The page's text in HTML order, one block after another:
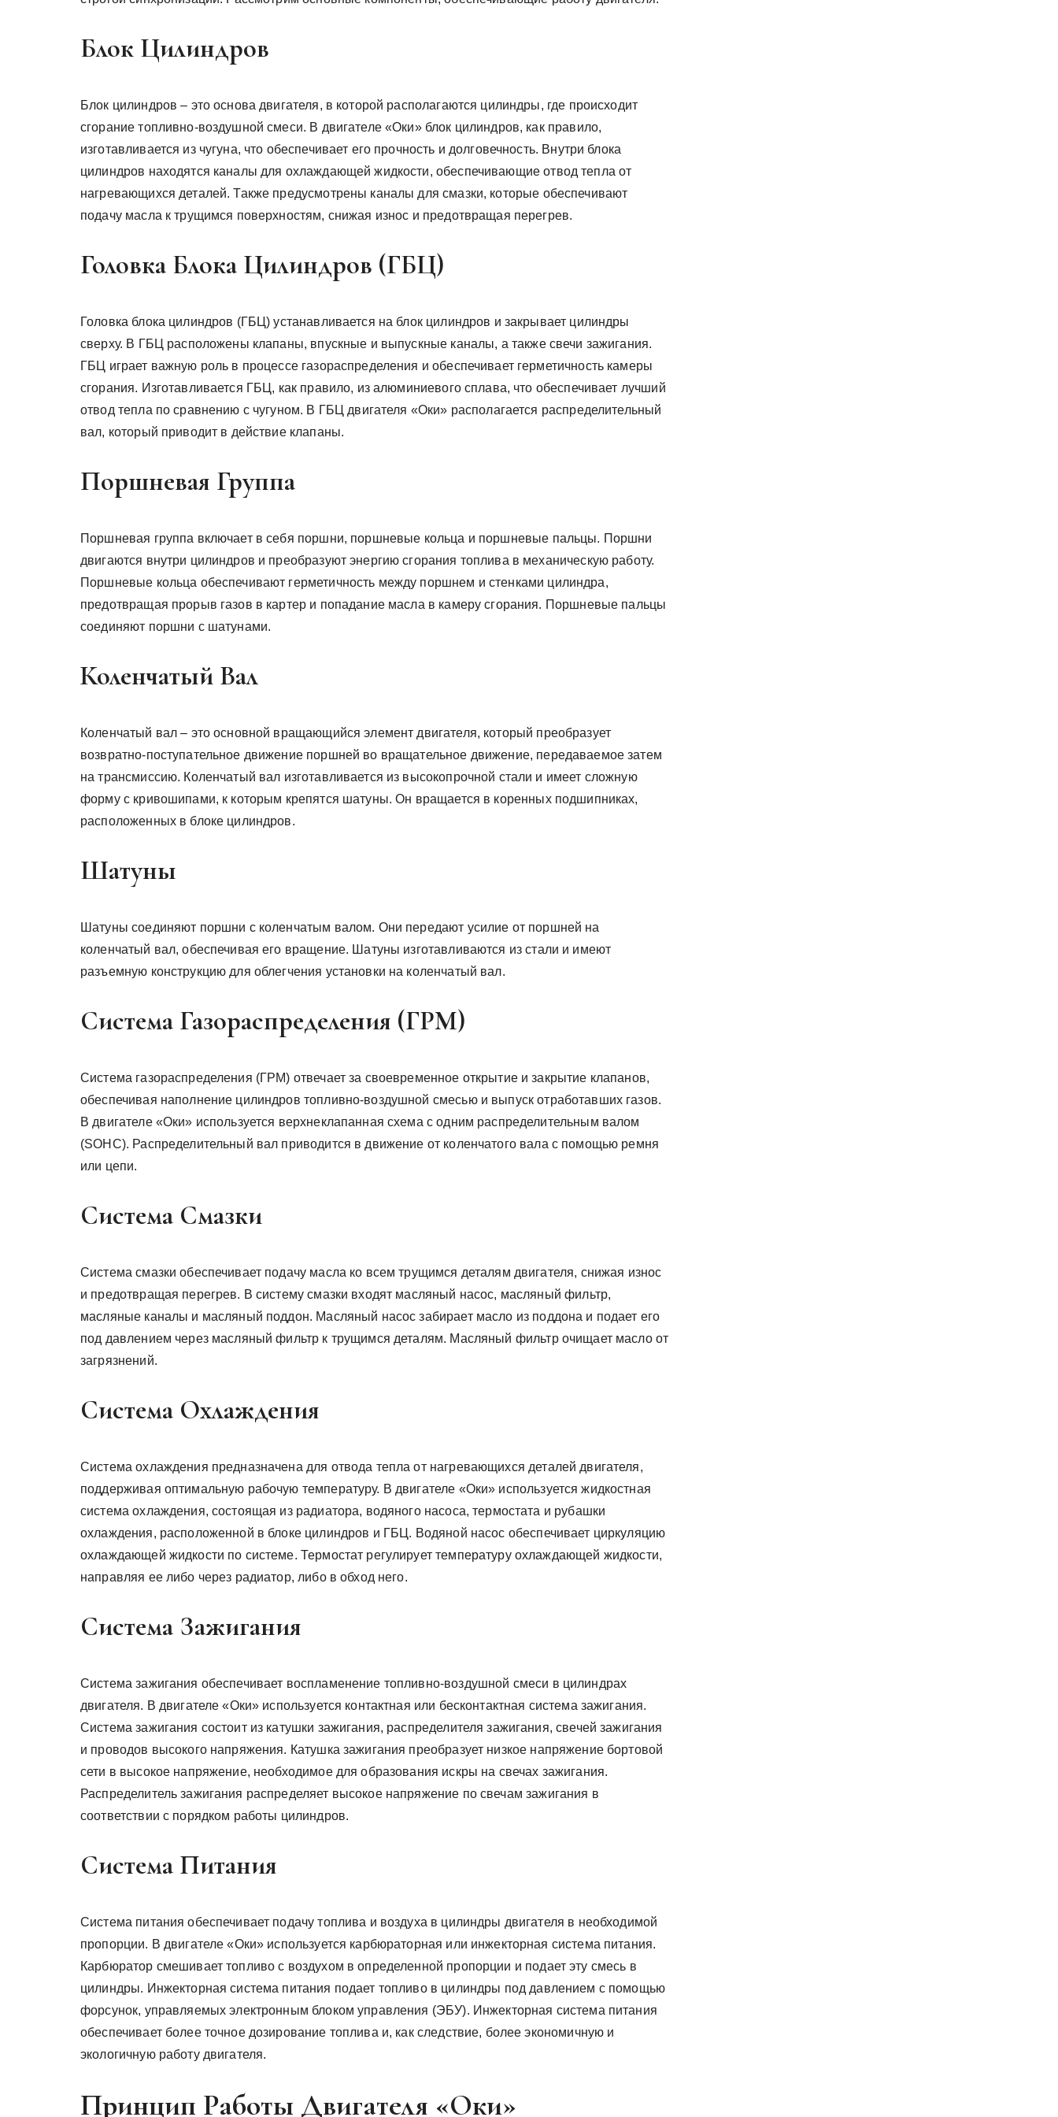
Блок Цилиндров
Блок цилиндров – это основа двигателя, в которой располагаются цилиндры, где происходит
сгорание топливно-воздушной смеси. В двигателе «Оки» блок цилиндров, как правило,
изготавливается из чугуна, что обеспечивает его прочность и долговечность. Внутри блока
цилиндров находятся каналы для охлаждающей жидкости, обеспечивающие отвод тепла от
нагревающихся деталей. Также предусмотрены каналы для смазки, которые обеспечивают
подачу масла к трущимся поверхностям, снижая износ и предотвращая перегрев.
Головка Блока Цилиндров (ГБЦ)
Головка блока цилиндров (ГБЦ) устанавливается на блок цилиндров и закрывает цилиндры
сверху. В ГБЦ расположены клапаны, впускные и выпускные каналы, а также свечи зажигания.
ГБЦ играет важную роль в процессе газораспределения и обеспечивает герметичность камеры
сгорания. Изготавливается ГБЦ, как правило, из алюминиевого сплава, что обеспечивает лучший
отвод тепла по сравнению с чугуном. В ГБЦ двигателя «Оки» располагается распределительный
вал, который приводит в действие клапаны.
Поршневая Группа
Поршневая группа включает в себя поршни, поршневые кольца и поршневые пальцы. Поршни
двигаются внутри цилиндров и преобразуют энергию сгорания топлива в механическую работу.
Поршневые кольца обеспечивают герметичность между поршнем и стенками цилиндра,
предотвращая прорыв газов в картер и попадание масла в камеру сгорания. Поршневые пальцы
соединяют поршни с шатунами.
Коленчатый Вал
Коленчатый вал – это основной вращающийся элемент двигателя, который преобразует
возвратно-поступательное движение поршней во вращательное движение, передаваемое затем
на трансмиссию. Коленчатый вал изготавливается из высокопрочной стали и имеет сложную
форму с кривошипами, к которым крепятся шатуны. Он вращается в коренных подшипниках,
расположенных в блоке цилиндров.
Шатуны
Шатуны соединяют поршни с коленчатым валом. Они передают усилие от поршней на
коленчатый вал, обеспечивая его вращение. Шатуны изготавливаются из стали и имеют
разъемную конструкцию для облегчения установки на коленчатый вал.
Система Газораспределения (ГРМ)
Система газораспределения (ГРМ) отвечает за своевременное открытие и закрытие клапанов,
обеспечивая наполнение цилиндров топливно-воздушной смесью и выпуск отработавших газов.
В двигателе «Оки» используется верхнеклапанная схема с одним распределительным валом
(SOHC). Распределительный вал приводится в движение от коленчатого вала с помощью ремня
или цепи.
Система Смазки
Система смазки обеспечивает подачу масла ко всем трущимся деталям двигателя, снижая износ
и предотвращая перегрев. В систему смазки входят масляный насос, масляный фильтр,
масляные каналы и масляный поддон. Масляный насос забирает масло из поддона и подает его
под давлением через масляный фильтр к трущимся деталям. Масляный фильтр очищает масло от
загрязнений.
Система Охлаждения
Система охлаждения предназначена для отвода тепла от нагревающихся деталей двигателя,
поддерживая оптимальную рабочую температуру. В двигателе «Оки» используется жидкостная
система охлаждения, состоящая из радиатора, водяного насоса, термостата и рубашки
охлаждения, расположенной в блоке цилиндров и ГБЦ. Водяной насос обеспечивает циркуляцию
охлаждающей жидкости по системе. Термостат регулирует температуру охлаждающей жидкости,
направляя ее либо через радиатор, либо в обход него.
Система Зажигания
Система зажигания обеспечивает воспламенение топливно-воздушной смеси в цилиндрах
двигателя. В двигателе «Оки» используется контактная или бесконтактная система зажигания.
Система зажигания состоит из катушки зажигания, распределителя зажигания, свечей зажигания
и проводов высокого напряжения. Катушка зажигания преобразует низкое напряжение бортовой
сети в высокое напряжение, необходимое для образования искры на свечах зажигания.
Распределитель зажигания распределяет высокое напряжение по свечам зажигания в
соответствии с порядком работы цилиндров.
Система Питания
Система питания обеспечивает подачу топлива и воздуха в цилиндры двигателя в необходимой
пропорции. В двигателе «Оки» используется карбюраторная или инжекторная система питания.
Карбюратор смешивает топливо с воздухом в определенной пропорции и подает эту смесь в
цилиндры. Инжекторная система питания подает топливо в цилиндры под давлением с помощью
форсунок, управляемых электронным блоком управления (ЭБУ). Инжекторная система питания
обеспечивает более точное дозирование топлива и, как следствие, более экономичную и
экологичную работу двигателя.
Принцип Работы Двигателя «Оки»